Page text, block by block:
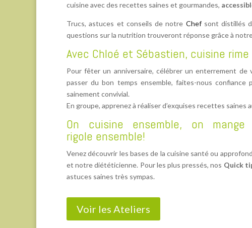
cuisine avec des recettes saines et gourmandes,
Trucs, astuces et conseils de notre Chefsont distillés
questions sur la nutrition trouveront réponse grâce à
Avec Chloé et Sébastien, cuisine
Pour fêter un anniversaire, célébrer un enterrement
passer du bon temps ensemble, faites-nous
sainement convivial.
En groupe, apprenez à réaliser d’exquises recettes saines
On cuisine ensemble, on
rigole ensemble!
Venez découvrir les bases de la cuisine santé ou
et notre diététicienne. Pour les plus pressés, nos Quick
astuces saines très sympas.
Voir les Ateliers